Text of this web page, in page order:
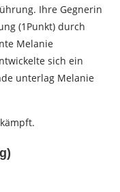
Ihre Gegnerin
(1Punkt) durch
Melanie
sich ein
unterlag Melanie